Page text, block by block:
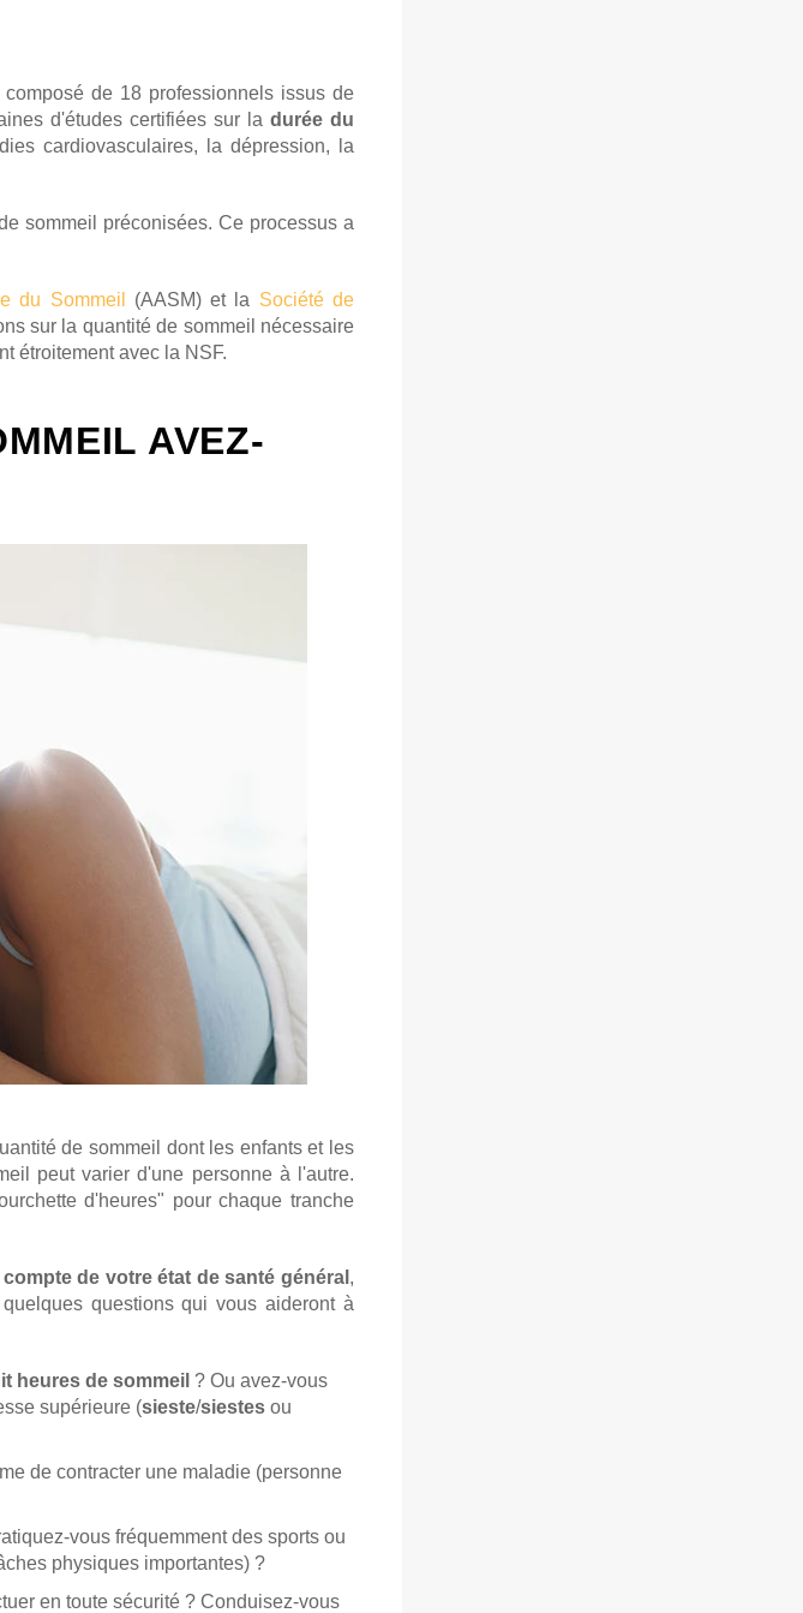
de 18 professionnels issus de
d'études certifiées sur la durée du
cardiovasculaires, la dépression, la
sommeil préconisées. Ce processus a
du Sommeil (AASM) et la Société de
sur la quantité de sommeil nécessaire
étroitement avec la NSF.
AVEZ-
de sommeil dont les enfants et les
peut varier d'une personne à l'autre.
d'heures" pour chaque tranche
de votre état de santé général ,
questions qui vous aideront à
heures de sommeil ? Ou avez-vous
supérieure (sieste/siestes ou
de contracter une maladie (personne
vous fréquemment des sports ou
physiques importantes) ?
en toute sécurité ? Conduisez-vous